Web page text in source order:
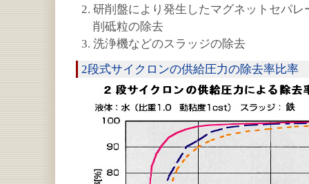
研削盤により発生したマグネットセパ
削砥粒の除去
洗浄機などのスラッジの除去
2段式サイクロンの供給圧力の除去率比率